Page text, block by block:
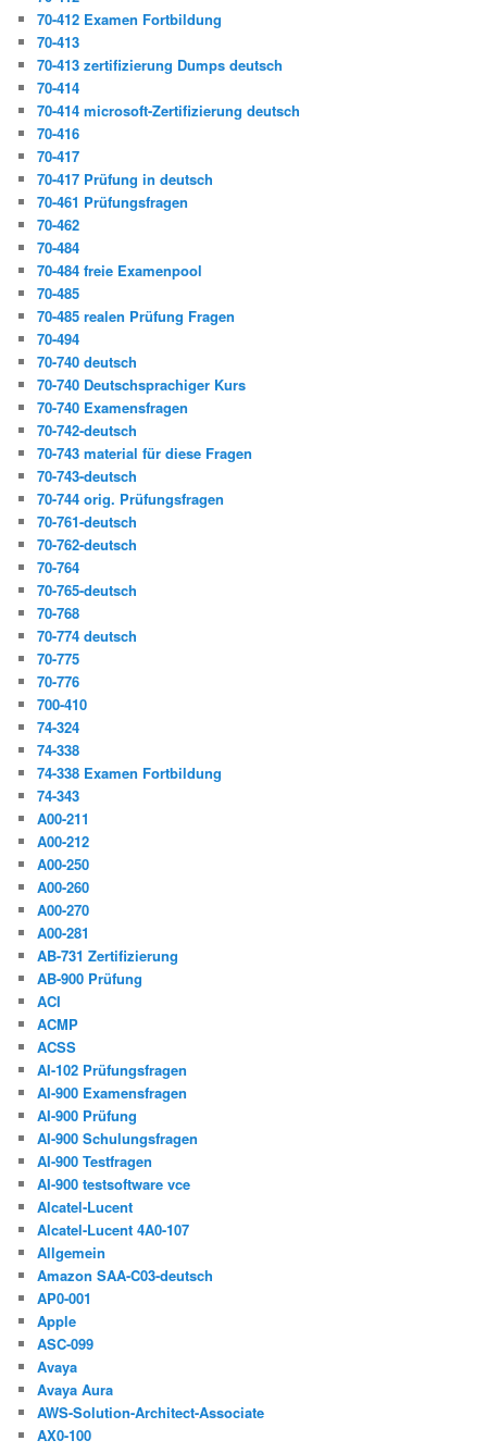
70-412 Examen Fortbildung
70-413
70-413 zertifizierung Dumps deutsch
70-414
70-414 microsoft-Zertifizierung deutsch
70-416
70-417
70-417 Prüfung in deutsch
70-461 Prüfungsfragen
70-462
70-484
70-484 freie Examenpool
70-485
70-485 realen Prüfung Fragen
70-494
70-740 deutsch
70-740 Deutschsprachiger Kurs
70-740 Examensfragen
70-742-deutsch
70-743 material für diese Fragen
70-743-deutsch
70-744 orig. Prüfungsfragen
70-761-deutsch
70-762-deutsch
70-764
70-765-deutsch
70-768
70-774 deutsch
70-775
70-776
700-410
74-324
74-338
74-338 Examen Fortbildung
74-343
A00-211
A00-212
A00-250
A00-260
A00-270
A00-281
AB-731 Zertifizierung
AB-900 Prüfung
ACI
ACMP
ACSS
AI-102 Prüfungsfragen
AI-900 Examensfragen
AI-900 Prüfung
AI-900 Schulungsfragen
AI-900 Testfragen
AI-900 testsoftware vce
Alcatel-Lucent
Alcatel-Lucent 4A0-107
Allgemein
Amazon SAA-C03-deutsch
AP0-001
Apple
ASC-099
Avaya
Avaya Aura
AWS-Solution-Architect-Associate
AX0-100